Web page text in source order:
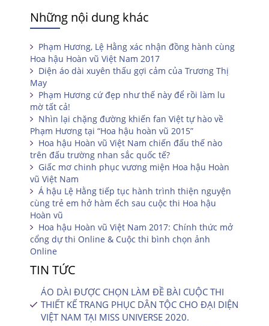
Những nội dung khác
Phạm Hương, Lệ Hằng xác nhận đồng hành cùng
Hoa hậu Hoàn vũ Việt Nam 2017
Diện áo dài xuyên thấu gợi cảm của Trương Thị
May
Phạm Hương cứ đẹp như thế này để rồi làm lu
mờ tất cả!
Nhìn lại chặng đường khiến fan Việt tự hào về
Phạm Hương tại “Hoa hậu hoàn vũ 2015”
Hoa hậu Hoàn vũ Việt Nam chiến đấu thế nào
trên đấu trường nhan sắc quốc tế?
Giấc mơ chinh phục vương miện Hoa hậu Hoàn
vũ Việt Nam
Á hậu Lệ Hằng tiếp tục hành trình thiện nguyện
cùng trẻ em hở hàm ếch sau cuộc thi Hoa hậu
Hoàn vũ
Hoa hậu Hoàn vũ Việt Nam 2017: Chính thức mở
cổng dự thi Online & Cuộc thi bình chọn ảnh
Online
TIN TỨC
ÁO DÀI ĐƯỢC CHỌN LÀM ĐỀ BÀI CUỘC THI
THIẾT KẾ TRANG PHỤC DÂN TỘC CHO ĐẠI DIỆN
VIỆT NAM TẠI MISS UNIVERSE 2020.